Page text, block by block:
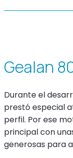
Gealan
Durante el
prestó especial
perfil. Por ese
principal con
generosas para